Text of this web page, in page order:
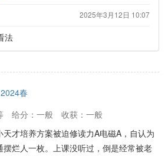
2025年3月12日 10:07
法
2024春
给分：一般
收获：一般
才培养方案被迫修读力A电磁A，自认为
烂人一枚。上课没听过，倒是经常被老